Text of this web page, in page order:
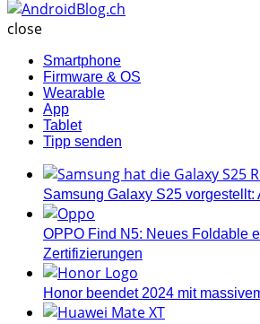
close
Smartphone
Firmware & OS
Wearable
App
Tablet
Tipp senden
Samsung Galaxy S25
OPPO Find N5: Neues Foldable
Zertifizierungen
Honor beendet 2024 mit